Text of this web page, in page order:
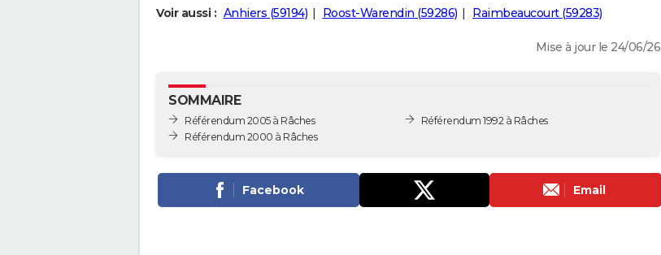
Voir aussi : Anhiers (59194) Roost-Warendin (59286) Raimbeaucourt (59283)
Mise à jour le 24/06/26
SOMMAIRE
Référendum 2005 à Râches
Référendum 2000 à Râches
Référendum 1992 à Râches
Facebook Email